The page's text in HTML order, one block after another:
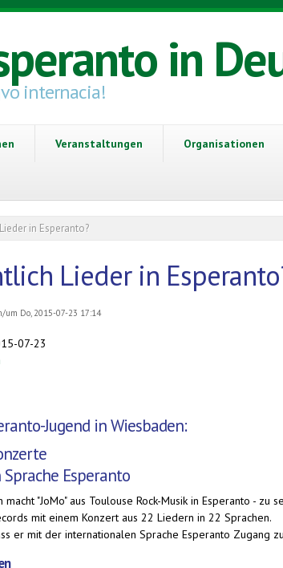
in
internacia!
Veranstaltungen Organisationen
in Esperanto?
Lieder in
um Do, 2015-07-23 17:14
07-23
Jugend in Wiesbaden:
Esperanto
"JoMo" aus Toulouse Rock-Musik in Esperanto -
mit einem Konzert aus 22 Liedern in 22 Sprachen.
er mit der internationalen Sprache Esperanto Zugang